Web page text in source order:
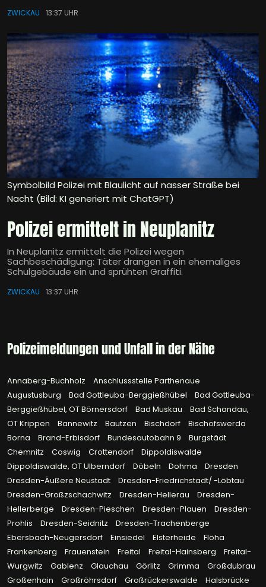
ZWICKAU 13:37 UHR
Symbolbild Polizei mit Blaulicht auf nasser Straße bei
Nacht (Bild: KI generiert mit ChatGPT)
Polizei ermittelt in Neuplanitz
In Neuplanitz ermittelt die Polizei wegen
Sachbeschädigung: Täter drangen in ein ehemaliges
Schulgebäude ein und sprühten Graffiti.
ZWICKAU 13:37 UHR
Polizeimeldungen und Unfall in der Nähe
Annaberg-Buchholz
Anschlussstelle Parthenaue
Augustusburg
Bad Gottleuba-Berggießhübel
Bad Gottleuba-
Berggießhübel, OT Börnersdorf
Bad Muskau
Bad Schandau,
OT Krippen
Bannewitz Bautzen Bischdorf
Bischofswerda
Borna
Brand-Erbisdorf Bundesautobahn 9
Burgstädt
Chemnitz
Coswig Crottendorf
Dippoldiswalde
Dippoldiswalde, OT Ulberndorf
Döbeln Dohma
Dresden
Dresden-Äußere Neustadt
Dresden-Friedrichstadt/ -Löbtau
Dresden-Großzschachwitz
Dresden-Hellerau
Dresden-
Hellerberge
Dresden-Pieschen Dresden-Plauen
Dresden-
Prohlis
Dresden-Seidnitz
Dresden-Trachenberge
Ebersbach-Neugersdorf
Einsiedel Elsterheide
Flöha
Frankenberg
Frauenstein Freital Freital-Hainsberg
Freital-
Wurgwitz
Gablenz Glauchau Görlitz Grimma
Großdubrau
Großenhain
Großröhrsdorf Großrückerswalde
Halsbrücke